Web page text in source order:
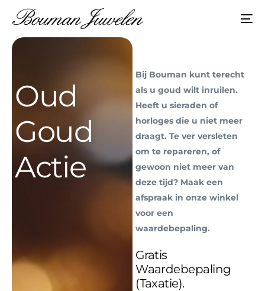
Oud
Goud
Actie
Bij Bouman kunt terecht
als u goud wilt inruilen.
Heeft u sieraden of
horloges die u niet meer
draagt. Te ver versleten
om te repareren, of
gewoon niet meer van
deze tijd? Maak een
afspraak in onze winkel
voor een
waardebepaling.
Gratis
Waardebepaling
(Taxatie).